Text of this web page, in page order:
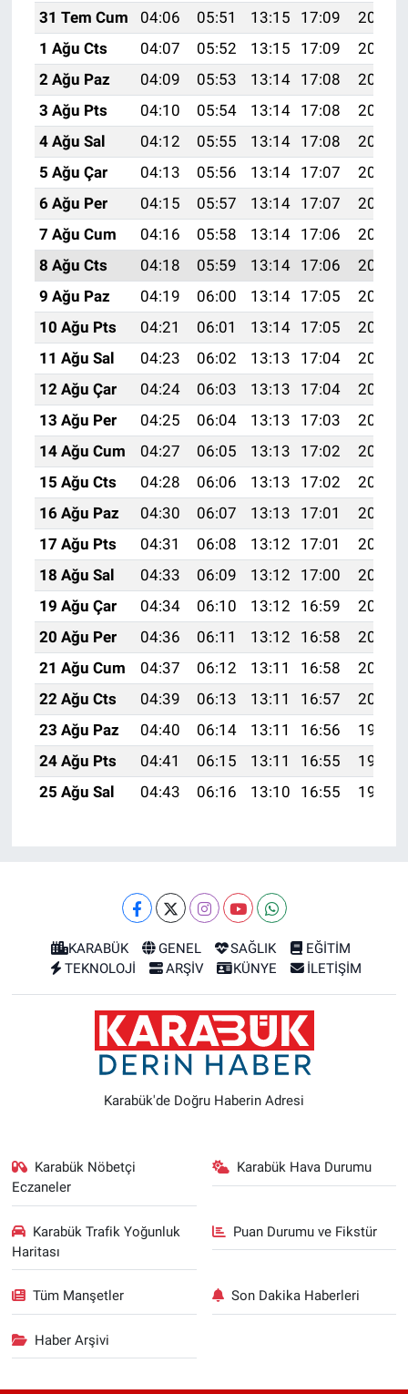
31 Tem Cum
04:06 05:51 13:15 17:09
20:28
1 Ağu Cts
04:07 05:52 13:15 17:09
20:27
2 Ağu Paz
04:09 05:53 13:14 17:08
20:26
3 Ağu Pts
04:10 05:54 13:14 17:08
20:25
4 Ağu Sal
04:12 05:55 13:14 17:08
20:24
5 Ağu Çar
04:13 05:56 13:14 17:07
20:23
6 Ağu Per
04:15 05:57 13:14 17:07
20:22
7 Ağu Cum
04:16 05:58 13:14 17:06
20:20
8 Ağu Cts
04:18 05:59 13:14 17:06
20:19
9 Ağu Paz
04:19 06:00 13:14 17:05
20:18
10 Ağu Pts
04:21 06:01 13:14 17:05
20:17
11 Ağu Sal
04:23 06:02 13:13 17:04
20:15
12 Ağu Çar
04:24 06:03 13:13 17:04
20:14
13 Ağu Per
04:25 06:04 13:13 17:03
20:13
14 Ağu Cum
04:27 06:05 13:13 17:02
20:11
15 Ağu Cts
04:28 06:06 13:13 17:02
20:10
16 Ağu Paz
04:30 06:07 13:13 17:01
20:08
17 Ağu Pts
04:31 06:08 13:12 17:01
20:07
18 Ağu Sal
04:33 06:09 13:12 17:00
20:06
19 Ağu Çar
04:34 06:10 13:12 16:59
20:04
20 Ağu Per
04:36 06:11 13:12 16:58
20:03
21 Ağu Cum
04:37 06:12 13:11 16:58
20:01
22 Ağu Cts
04:39 06:13 13:11 16:57
20:00
23 Ağu Paz
04:40 06:14 13:11 16:56
19:58
24 Ağu Pts
04:41 06:15 13:11 16:55
19:57
25 Ağu Sal
04:43 06:16 13:10 16:55 19:55
KARABÜK GENEL SAĞLIK
EĞİTİM
TEKNOLOJİ
ARŞİV KÜNYE İLETİŞİM
Karabük'de Doğru Haberin Adresi
Karabük Nöbetçi
Eczaneler
Karabük Hava Durumu
Karabük Trafik Yoğunluk
Haritası
Puan Durumu ve Fikstür
Tüm Manşetler Son Dakika Haberleri
Haber Arşivi